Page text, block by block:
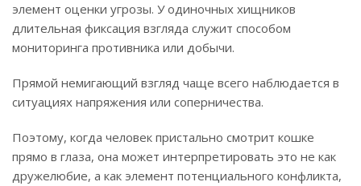
элемент оценки угрозы. У одиночных хищников
длительная фиксация взгляда служит способом
мониторинга противника или добычи.
Прямой немигающий взгляд чаще всего наблюдается в
ситуациях напряжения или соперничества.
Поэтому, когда человек пристально смотрит кошке
прямо в глаза, она может интерпретировать это не как
дружелюбие, а как элемент потенциального конфликта,